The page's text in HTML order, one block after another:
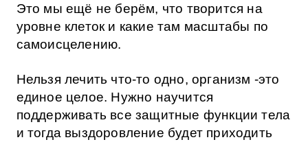
Это мы ещё не берём, что творится на
уровне клеток и какие там масштабы по
самоисцелению.
Нельзя лечить что-то одно, организм -это
единое целое. Нужно научится
поддерживать все защитные функции тела
и тогда выздоровление будет приходить